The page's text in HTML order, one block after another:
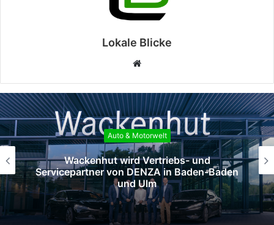
Lokale Blicke
Webseite
Auto & Motorwelt
Das DENZA-Händlernetz wächst weiter:
Ebert wird neuer Vertriebspartner